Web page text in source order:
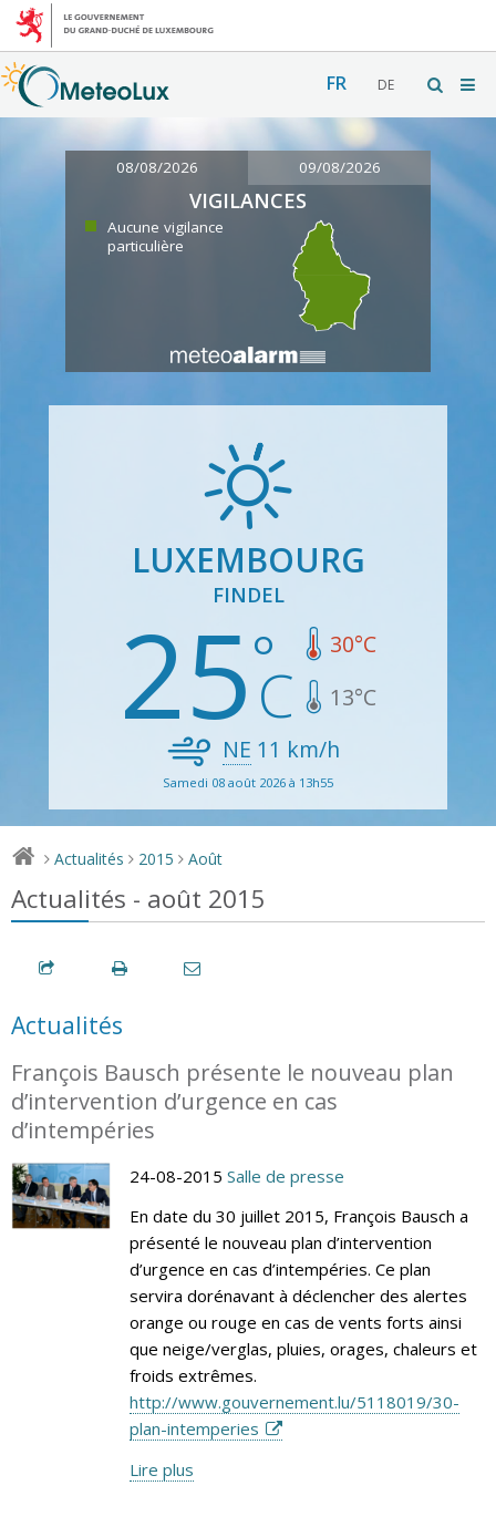
FR DE
08/08/2026 09/08/2026
VIGILANCES
Aucune vigilance
particulière
LUXEMBOURG
FINDEL
25 30°C
13°C
NE 11 km/h
Samedi 08 août 2026 à 13h55
> Actualités > 2015 > Août
Actualités - août 2015
Actualités
François Bausch présente le nouveau plan
d’intervention d’urgence en cas
d’intempéries
24-08-2015 Salle de presse
En date du 30 juillet 2015, François Bausch a
présenté le nouveau plan d’intervention
d’urgence en cas d’intempéries. Ce plan
servira dorénavant à déclencher des alertes
orange ou rouge en cas de vents forts ainsi
que neige/verglas, pluies, orages, chaleurs et
froids extrêmes.
http://www.gouvernement.lu/5118019/30-
plan-intemperies
Lire plus